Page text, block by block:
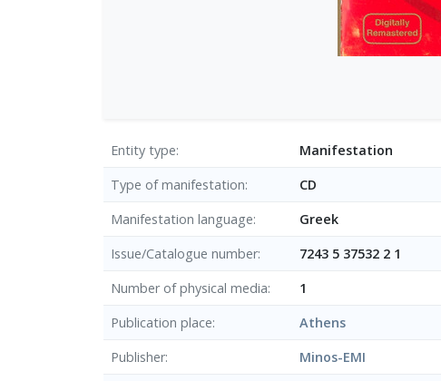
Entity type
Manifestation
Type of manifestation
CD
Manifestation language
Greek
Issue/Catalogue number
7243 5 37532 2 1
Number of physical media
1
Publication place
Athens
Publisher
Minos-EMI